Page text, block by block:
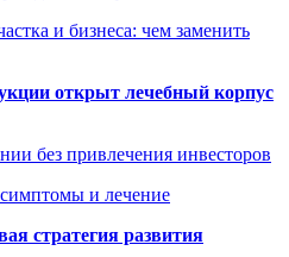
и бизнеса: чем заменить
открыт лечебный корпус
без привлечения инвесторов
и лечение
стратегия развития